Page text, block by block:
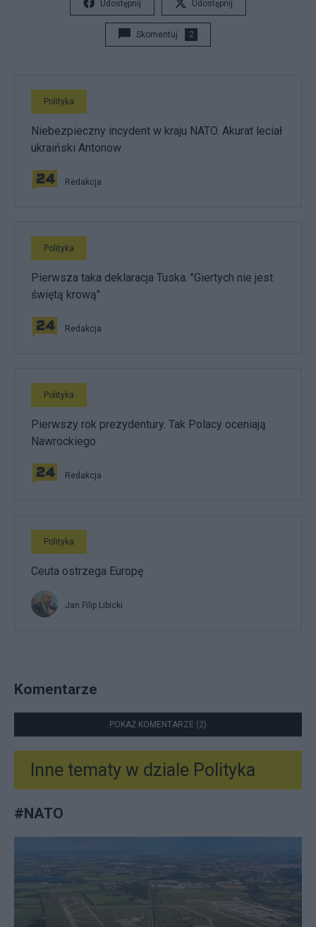
Udostępnij Udostępnij
Skomentuj 2
Polityka
Niebezpieczny incydent w kraju NATO. Akurat leciał
ukraiński Antonow
Redakcja
Polityka
Pierwsza taka deklaracja Tuska. "Giertych nie jest
świętą krową"
Redakcja
Polityka
Pierwszy rok prezydentury. Tak Polacy oceniają
Nawrockiego
Redakcja
Polityka
Ceuta ostrzega Europę
Jan Filip Libicki
Komentarze
POKAŻ KOMENTARZE (2)
Inne tematy w dziale Polityka
#NATO